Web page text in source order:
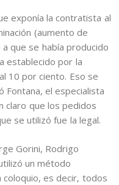
exponía la contratista al
(aumento de
que se había producido
establecido por la
10 por ciento. Eso se
Fontana, el especialista
claro que los pedidos
se utilizó fue la legal.
Gorini, Rodrigo
un método
es decir, todos